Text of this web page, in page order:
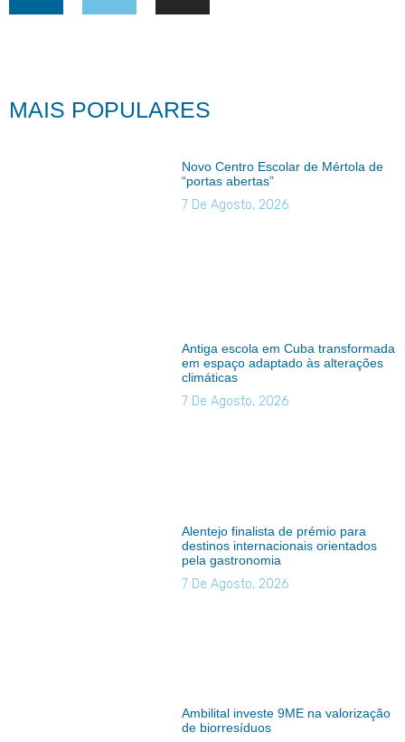
MAIS POPULARES
Novo Centro Escolar de Mértola de
“portas abertas”
7 De Agosto, 2026
Antiga escola em Cuba transformada
em espaço adaptado às alterações
climáticas
7 De Agosto, 2026
Alentejo finalista de prémio para
destinos internacionais orientados
pela gastronomia
7 De Agosto, 2026
Ambilital investe 9ME na valorização
de biorresíduos